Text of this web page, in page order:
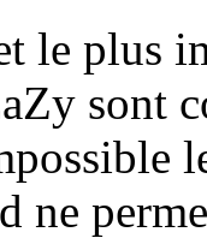
le plus
sont
ne